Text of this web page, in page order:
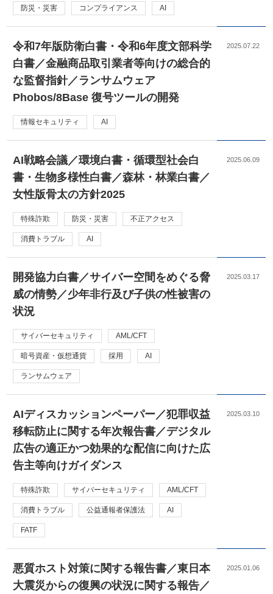
防災・災害 コンプライアンス AI
令和7年版防衛白書・令和6年度文部科学
白書／金融商品取引業者等向けの総合的
な監督指針／ランサムウェア
Phobos/8Base 復号ツールの開発
情報セキュリティ AI
2025.07.22
AI戦略会議／環境白書・循環型社会白
書・生物多様性白書／森林・林業白書／
女性版骨太の方針2025
特殊詐欺 防災・災害 不正アクセス
消費トラブル AI
2025.06.09
開発協力白書／サイバー空間をめぐる脅
威の情勢／少年非行及び子供の性被害の
状況
サイバーセキュリティ AML/CFT
暗号資産・仮想通貨 採用 AI
ランサムウェア
2025.03.17
AIディスカッションペーパー／犯罪収益
移転防止に関する年次報告書／デジタル
広告の適正かつ効果的な配信に向けた広
告主等向けガイダンス
特殊詐欺 サイバーセキュリティ AML/CFT
消費トラブル 公益通報者保護法 AI
FATF
2025.03.10
悪質ホスト対策に関する報告書／東日本
大震災からの復興の状況に関する報告／
2025.01.06